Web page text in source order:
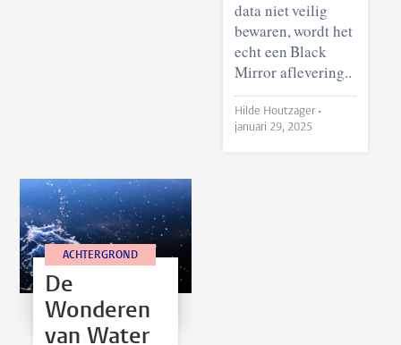
data niet veilig
bewaren, wordt het
echt een Black
Mirror aflevering..
Hilde Houtzager •
januari 29, 2025
ACHTERGROND
De
Wonderen
van Water